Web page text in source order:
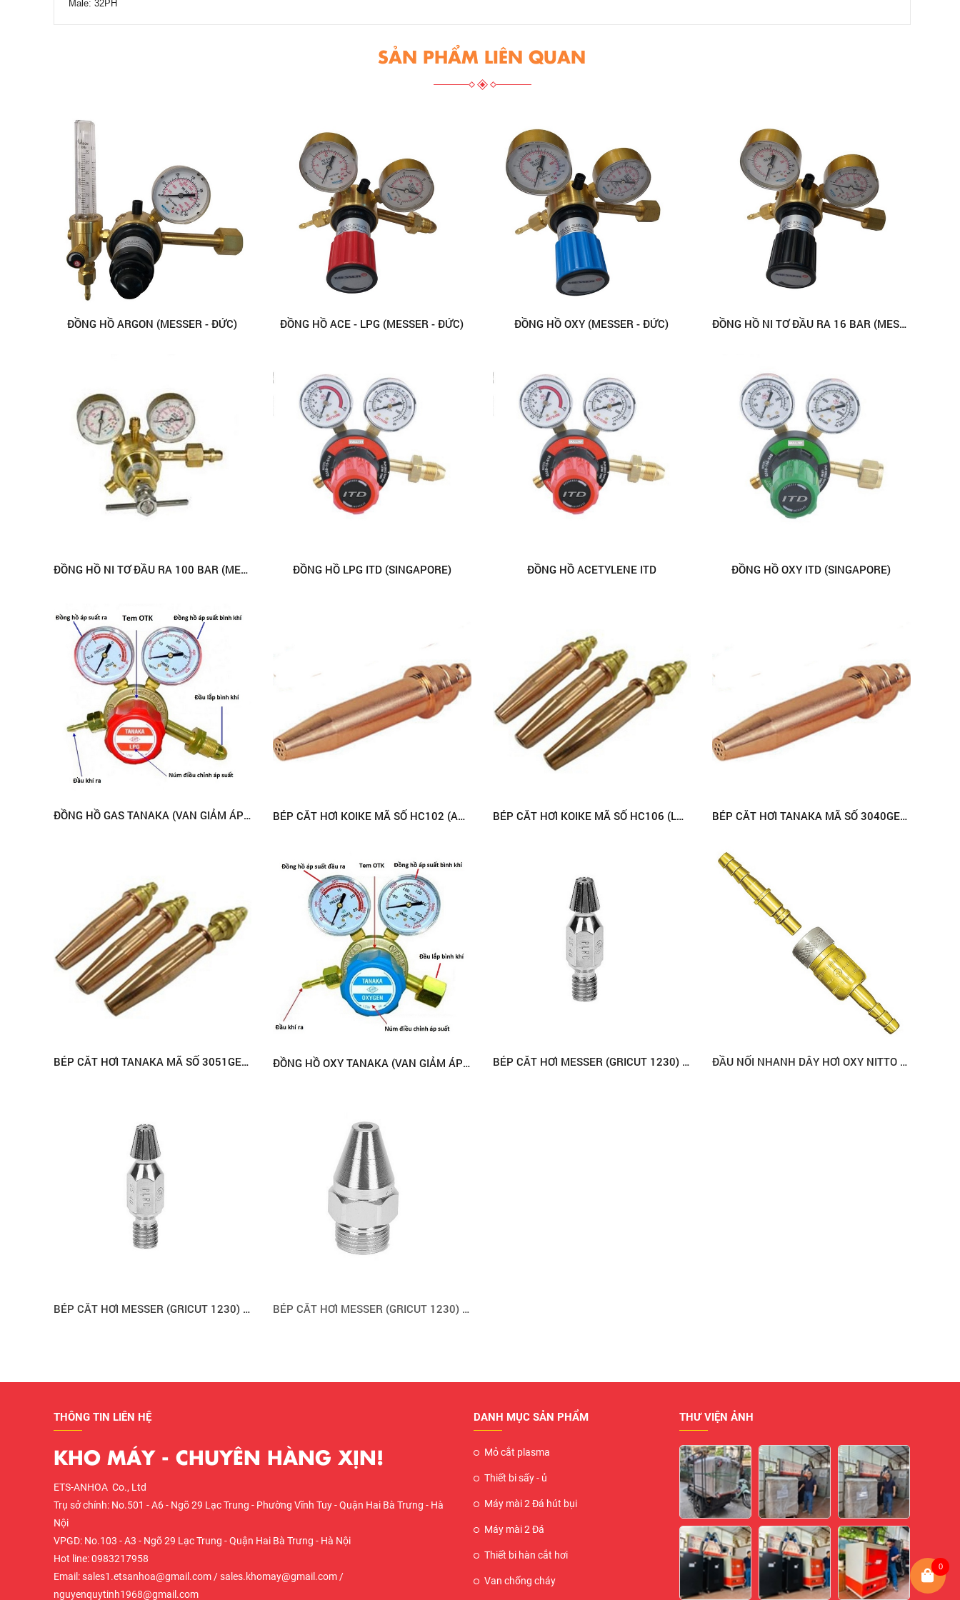
Male: 32PH
SẢN PHẨM LIÊN QUAN
ĐỒNG HỒ ARGON (MESSER - ĐỨC) ĐỒNG HỒ ACE - LPG (MESSER - ĐỨC) ĐỒNG HỒ OXY (MESSER - ĐỨC) ĐỒNG HỒ NI TƠ ĐẦU RA 16 BAR (MESSER - ĐỨC)
ĐỒNG HỒ NI TƠ ĐẦU RA 100 BAR (MESSER - ĐỨC) ĐỒNG HỒ LPG ITD (SINGAPORE) ĐỒNG HỒ ACETYLENE ITD ĐỒNG HỒ OXY ITD (SINGAPORE)
ĐỒNG HỒ GAS TANAKA (VAN GIẢM ÁP CÓ ĐỒNG HỒ) BÉP CẮT HƠI KOIKE MÃ SỐ HC102 (ACETYLENE) BÉP CẮT HƠI KOIKE MÃ SỐ HC106 (LPG) BÉP CẮT HƠI TANAKA MÃ SỐ 3040GE (ACETYLENE)
BÉP CẮT HƠI TANAKA MÃ SỐ 3051GE (LPG) ĐỒNG HỒ OXY TANAKA (VAN GIẢM ÁP CÓ ĐỒNG HỒ) BÉP CẮT HƠI MESSER (GRICUT 1230) MÃ SỐ 71615905 ĐẦU NỐI NHANH DÂY HƠI OXY NITTO 1/4
BÉP CẮT HƠI MESSER (GRICUT 1230) MÃ SỐ 71615903 BÉP CẮT HƠI MESSER (GRICUT 1230) MÃ SỐ 71615900
THÔNG TIN LIÊN HỆ
KHO MÁY - CHUYÊN HÀNG XỊN!
ETS-ANHOA Co., Ltd
Trụ sở chính: No.501 - A6 - Ngõ 29 Lạc Trung - Phường Vĩnh Tuy - Quận Hai Bà Trưng - Hà
Nội
VPGD: No.103 - A3 - Ngõ 29 Lạc Trung - Quận Hai Bà Trưng - Hà Nội
Hot line: 0983217958
Email: sales1.etsanhoa@gmail.com / sales.khomay@gmail.com /
nguyenquytinh1968@gmail.com
DANH MỤC SẢN PHẨM
Mỏ cắt plasma
Thiết bi sấy - ủ
Máy mài 2 Đá hút bụi
Máy mài 2 Đá
Thiết bi hàn cắt hơi
Van chống cháy
THƯ VIỆN ẢNH
0